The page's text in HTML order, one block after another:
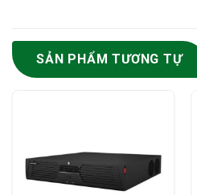
SẢN PHẨM TƯƠNG TỰ